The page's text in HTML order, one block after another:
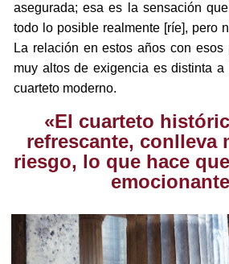
asegurada; esa es la sensación
todo lo posible realmente [ríe], pero
La relación en estos años con esos
muy altos de exigencia es distinta
cuarteto moderno.
«El cuarteto
refrescante, conlleva
riesgo, lo que hace